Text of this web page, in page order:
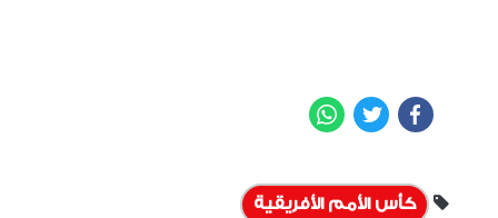
Facebook
Twitter
كأس الأمم الأفريقية